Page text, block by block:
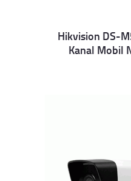
Details
Hikvision DS-
Kanal Mobil